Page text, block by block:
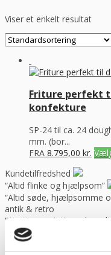
Viser et enkelt resultat
Friture perfekt
konfekture
SP-24 til ca. 24
mm. (bor...
FRA 8.795,00 kr.
Kundetilfredshed
“Altid flinke og hjælpsom”
“Altid søde, hjælpsomme
antik & retro
“Anette var rigtig sød,
en fejl levering og fik løst
og god weekend”